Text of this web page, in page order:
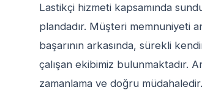
Lastikçi hizmeti kapsamında
plandadır. Müşteri memnuniyeti
başarının arkasında, sürekli
çalışan ekibimiz bulunmaktadır.
zamanlama ve doğru